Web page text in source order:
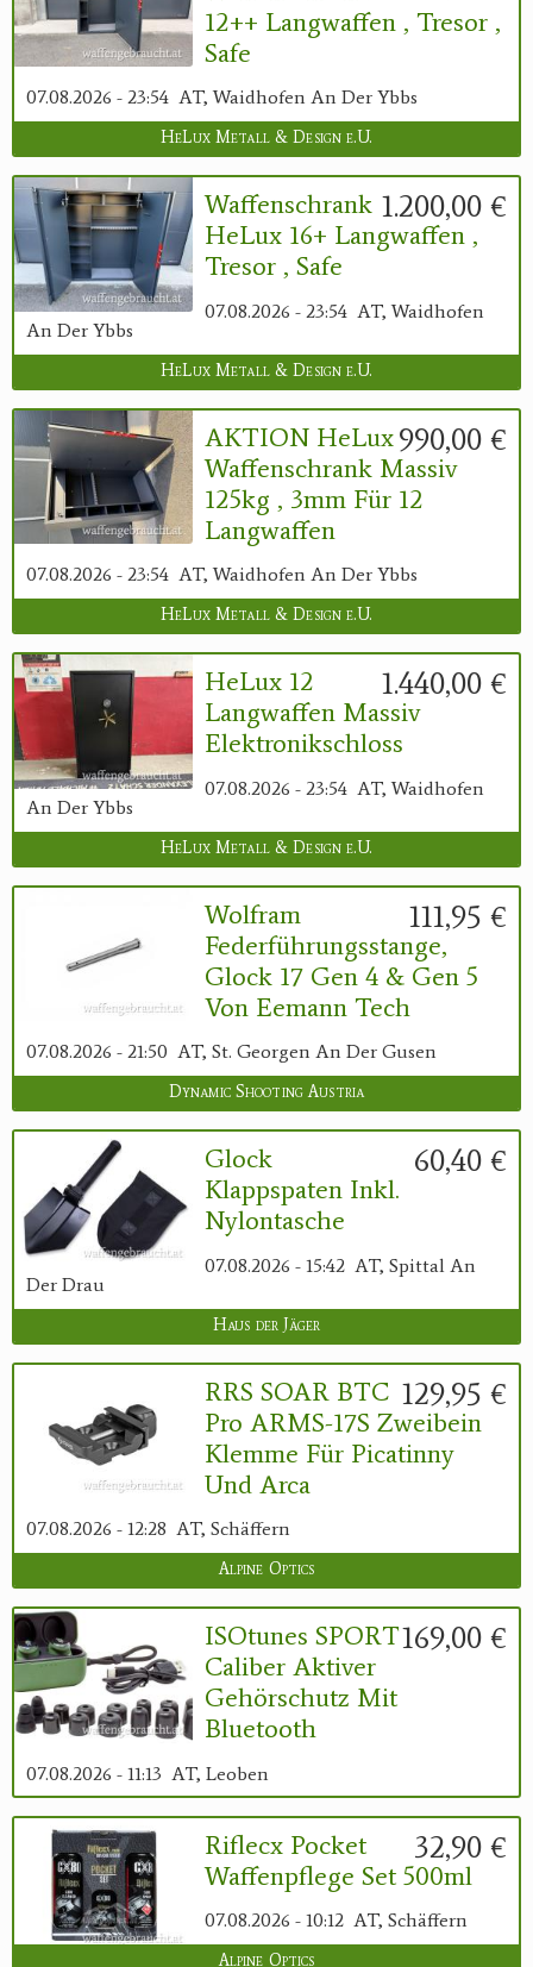
12++ Langwaffen , Tresor ,
Safe
07.08.2026 - 23:54 AT, Waidhofen An Der Ybbs
HeLux Metall & Design e.U.
1.200,00 €
Waffenschrank
HeLux 16+ Langwaffen ,
Tresor , Safe
07.08.2026 - 23:54 AT, Waidhofen
An Der Ybbs
HeLux Metall & Design e.U.
990,00 €
AKTION HeLux
Waffenschrank Massiv
125kg , 3mm Für 12
Langwaffen
07.08.2026 - 23:54 AT, Waidhofen An Der Ybbs
HeLux Metall & Design e.U.
1.440,00 €
HeLux 12
Langwaffen Massiv
Elektronikschloss
07.08.2026 - 23:54 AT, Waidhofen
An Der Ybbs
HeLux Metall & Design e.U.
111,95 €
Wolfram
Federführungsstange,
Glock 17 Gen 4 & Gen 5
Von Eemann Tech
07.08.2026 - 21:50 AT, St. Georgen An Der Gusen
Dynamic Shooting Austria
60,40 €
Glock
Klappspaten Inkl.
Nylontasche
07.08.2026 - 15:42 AT, Spittal An
Der Drau
Haus der Jäger
129,95 €
RRS SOAR BTC
Pro ARMS-17S Zweibein
Klemme Für Picatinny
Und Arca
07.08.2026 - 12:28 AT, Schäffern
Alpine Optics
169,00 €
ISOtunes SPORT
Caliber Aktiver
Gehörschutz Mit
Bluetooth
07.08.2026 - 11:13 AT, Leoben
32,90 €
Riflecx Pocket
Waffenpflege Set 500ml
07.08.2026 - 10:12 AT, Schäffern
Alpine Optics